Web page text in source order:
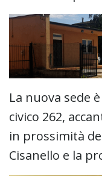
La nuova sede
civico 262,
in prossimità
Cisanello e la